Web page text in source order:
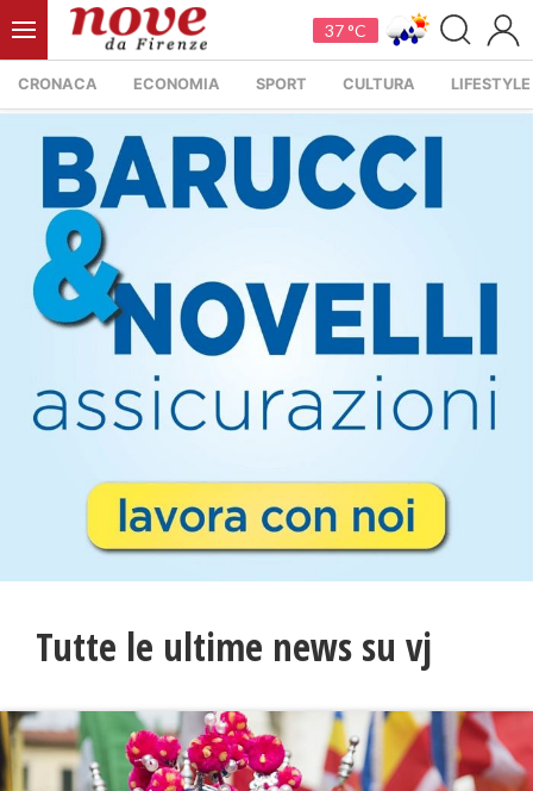
37 °C
CRONACA ECONOMIA SPORT CULTURA LIFESTYLE
Tutte le ultime news su vj